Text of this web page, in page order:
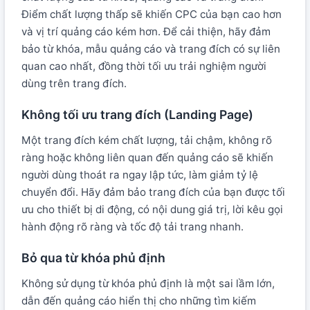
Điểm chất lượng thấp sẽ khiến CPC của bạn cao hơn
và vị trí quảng cáo kém hơn. Để cải thiện, hãy đảm
bảo từ khóa, mẫu quảng cáo và trang đích có sự liên
quan cao nhất, đồng thời tối ưu trải nghiệm người
dùng trên trang đích.
Không tối ưu trang đích (Landing Page)
Một trang đích kém chất lượng, tải chậm, không rõ
ràng hoặc không liên quan đến quảng cáo sẽ khiến
người dùng thoát ra ngay lập tức, làm giảm tỷ lệ
chuyển đổi. Hãy đảm bảo trang đích của bạn được tối
ưu cho thiết bị di động, có nội dung giá trị, lời kêu gọi
hành động rõ ràng và tốc độ tải trang nhanh.
Bỏ qua từ khóa phủ định
Không sử dụng từ khóa phủ định là một sai lầm lớn,
dẫn đến quảng cáo hiển thị cho những tìm kiếm